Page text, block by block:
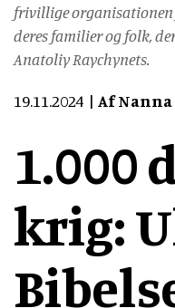
frivillige
deres familier og folk,
Anatoliy Raychynets.
19.11.2024 Af
1.000
krig: